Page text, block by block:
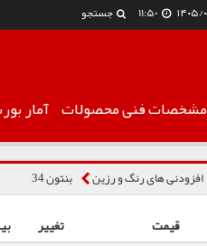
11:50 جستجو
مشخصات فنیمحصولات آمار
افزودنی های رنگ و رزین بنتون 34
قیمت تغییر